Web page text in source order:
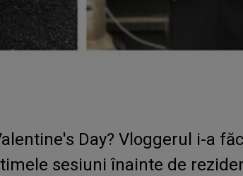
Day? Vloggerul i-a
sesiuni înainte de